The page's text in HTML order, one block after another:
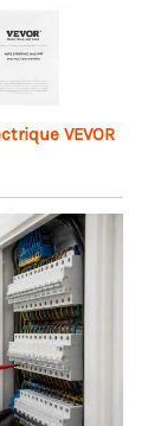
VEVOR